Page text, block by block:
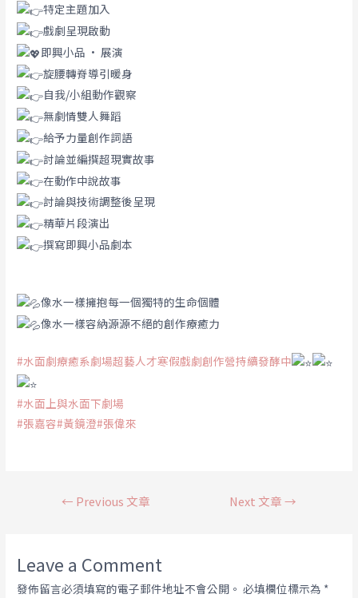
特定主題加入
戲劇呈現啟動
即興小品 · 展演
旋腰轉脊導引暖身
自我/小組動作觀察
無劇情雙人舞蹈
給予力量創作詞語
討論並編撰超現實故事
在動作中說故事
討論與技術調整後呈現
精華片段演出
撰寫即興小品劇本
像水一樣擁抱每一個獨特的生命個體
像水一樣容納源源不絕的創作療癒力
#水面劇療癒系劇場超藝人才寒假戲劇創作營持續發酵中
#水面上與水面下劇場
#張嘉容#黃鏡澄#張偉來
← Previous 文章 Next 文章→
Leave a Comment
發佈留言必須填寫的電子郵件地址不會公開。 必填欄位標示為 *